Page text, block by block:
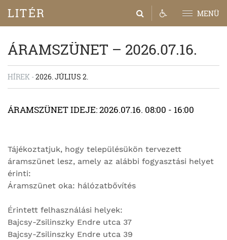
LITÉR MENÜ
ÁRAMSZÜNET – 2026.07.16.
HÍREK -2026. JÚLIUS 2.
ÁRAMSZÜNET IDEJE: 2026.07.16. 08:00 - 16:00
Tájékoztatjuk, hogy településükön tervezett
áramszünet lesz, amely az alábbi fogyasztási helyet
érinti:
Áramszünet oka: hálózatbővítés
Érintett felhasználási helyek:
Bajcsy-Zsilinszky Endre utca 37
Bajcsy-Zsilinszky Endre utca 39